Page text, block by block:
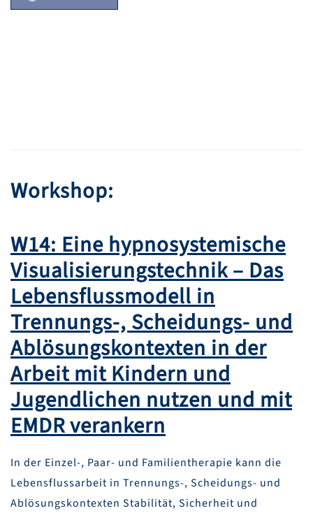
Workshop:
W14: Eine hypnosystemische
Visualisierungstechnik – Das
Lebensflussmodell in
Trennungs-, Scheidungs- und
Ablösungskontexten in der
Arbeit mit Kindern und
Jugendlichen nutzen und mit
EMDR verankern
In der Einzel-, Paar- und Familientherapie kann die
Lebensflussarbeit in Trennungs-, Scheidungs- und
Ablösungskontexten Stabilität, Sicherheit und